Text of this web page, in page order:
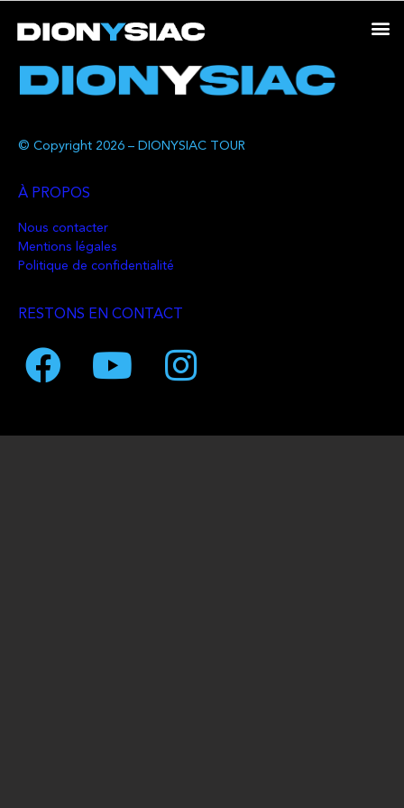
© Copyright 2026 – DIONYSIAC TOUR
À PROPOS
Nous contacter
Mentions légales
Politique de confidentialité
RESTONS EN CONTACT